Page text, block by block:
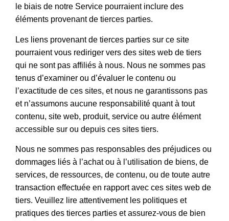
le biais de notre Service pourraient inclure des
éléments provenant de tierces parties.
Les liens provenant de tierces parties sur ce site
pourraient vous rediriger vers des sites web de tiers
qui ne sont pas affiliés à nous. Nous ne sommes pas
tenus d’examiner ou d’évaluer le contenu ou
l’exactitude de ces sites, et nous ne garantissons pas
et n’assumons aucune responsabilité quant à tout
contenu, site web, produit, service ou autre élément
accessible sur ou depuis ces sites tiers.
Nous ne sommes pas responsables des préjudices ou
dommages liés à l’achat ou à l’utilisation de biens, de
services, de ressources, de contenu, ou de toute autre
transaction effectuée en rapport avec ces sites web de
tiers. Veuillez lire attentivement les politiques et
pratiques des tierces parties et assurez-vous de bien